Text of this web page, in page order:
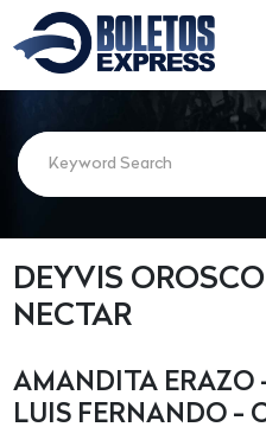
DEYVIS
NECTAR
AMANDITA ERAZO
LUIS FERNANDO -